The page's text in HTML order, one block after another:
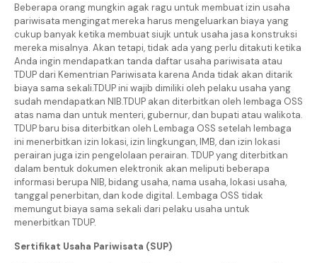
Beberapa orang mungkin agak ragu untuk membuat izin usaha
pariwisata mengingat mereka harus mengeluarkan biaya yang
cukup banyak ketika membuat siujk untuk usaha jasa konstruksi
mereka misalnya. Akan tetapi, tidak ada yang perlu ditakuti ketika
Anda ingin mendapatkan tanda daftar usaha pariwisata atau
TDUP dari Kementrian Pariwisata karena Anda tidak akan ditarik
biaya sama sekali.TDUP ini wajib dimiliki oleh pelaku usaha yang
sudah mendapatkan NIB.TDUP akan diterbitkan oleh lembaga OSS
atas nama dan untuk menteri, gubernur, dan bupati atau walikota.
TDUP baru bisa diterbitkan oleh Lembaga OSS setelah lembaga
ini menerbitkan izin lokasi, izin lingkungan, IMB, dan izin lokasi
perairan juga izin pengelolaan perairan. TDUP yang diterbitkan
dalam bentuk dokumen elektronik akan meliputi beberapa
informasi berupa NIB, bidang usaha, nama usaha, lokasi usaha,
tanggal penerbitan, dan kode digital. Lembaga OSS tidak
memungut biaya sama sekali dari pelaku usaha untuk
menerbitkan TDUP.
Sertifikat Usaha Pariwisata (SUP)